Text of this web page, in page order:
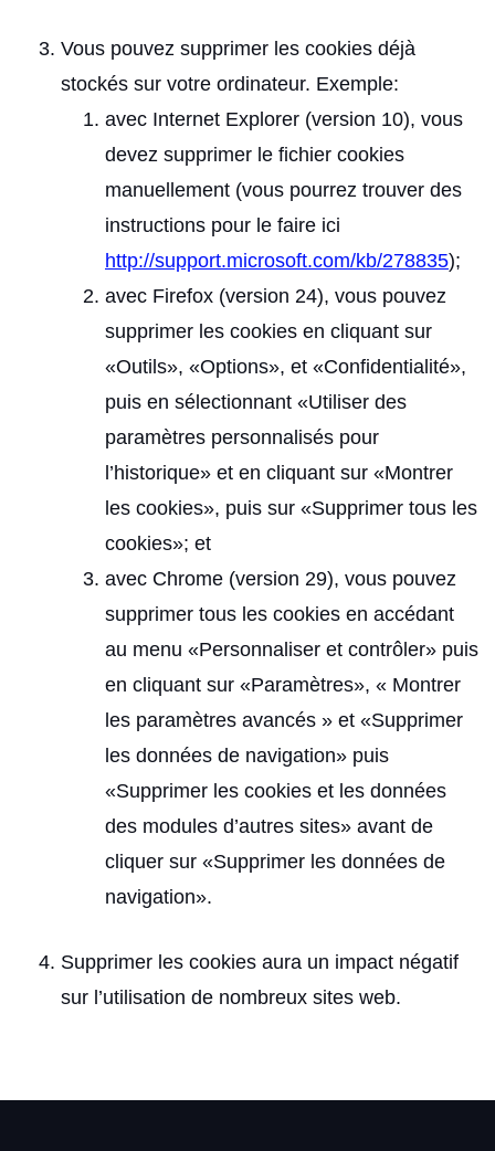
Vous pouvez supprimer les cookies déjà
stockés sur votre ordinateur. Exemple:
avec Internet Explorer (version 10), vous
devez supprimer le fichier cookies
manuellement (vous pourrez trouver des
instructions pour le faire ici
http://support.microsoft.com/kb/278835);
avec Firefox (version 24), vous pouvez
supprimer les cookies en cliquant sur
«Outils», «Options», et «Confidentialité»,
puis en sélectionnant «Utiliser des
paramètres personnalisés pour
l’historique» et en cliquant sur «Montrer
les cookies», puis sur «Supprimer tous les
cookies»; et
avec Chrome (version 29), vous pouvez
supprimer tous les cookies en accédant
au menu «Personnaliser et contrôler» puis
en cliquant sur «Paramètres», « Montrer
les paramètres avancés » et «Supprimer
les données de navigation» puis
«Supprimer les cookies et les données
des modules d’autres sites» avant de
cliquer sur «Supprimer les données de
navigation».
Supprimer les cookies aura un impact négatif
sur l’utilisation de nombreux sites web.